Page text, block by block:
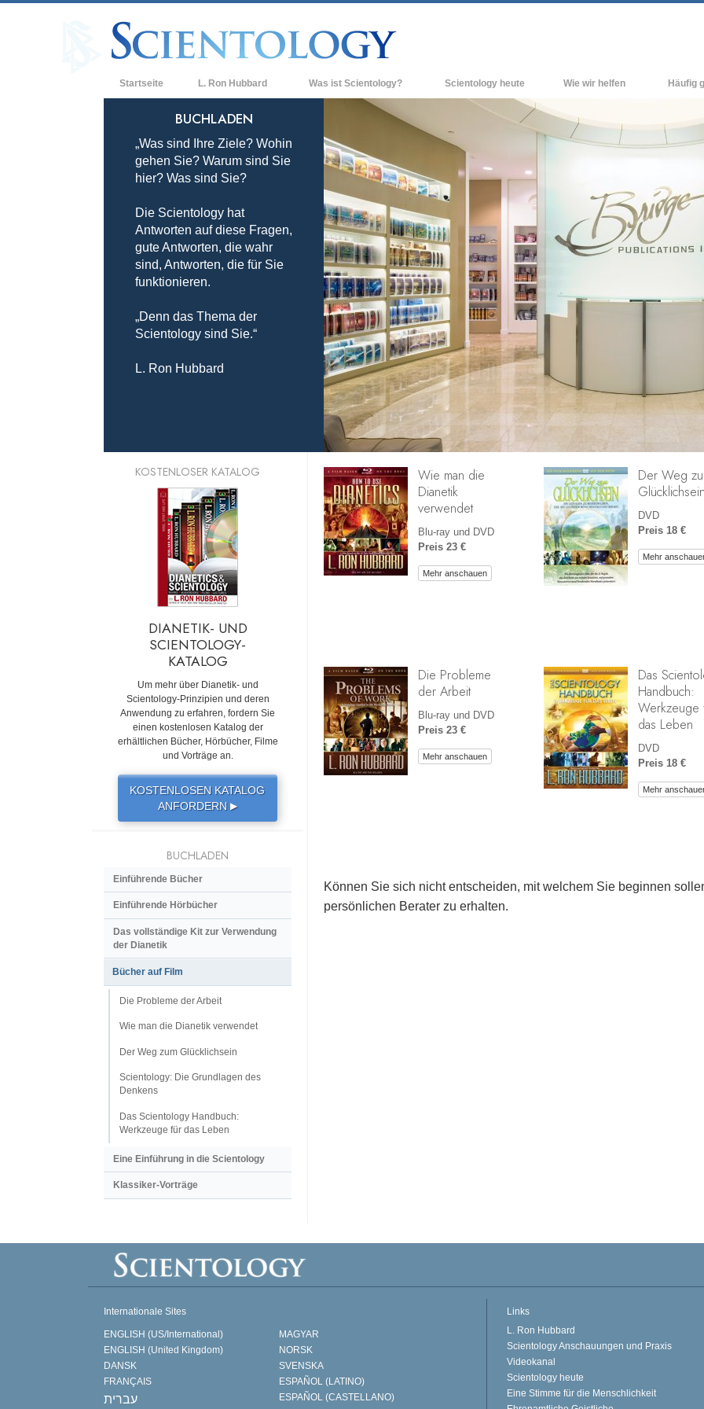
Startseite L. Ron Hubbard Was ist Scientology?
Anschauungen und Praxis
Scientology Bekenntnisse und Kodizes
Was Scientologen über Scientology
Lernen Sie einen Scientologen kennen
Innerhalb einer Scientology Kirche
Die Grundprinzipien der Scientology
Eine Einführung in die Dianetik
Liebe und Hass – Was ist Größe?
Scientology heute
Neue Scientology Kirchen
Fortgeschrittene Organisationen
Flag Land Base
Freewinds
Scientology für die Welt
David Miscavige - Das kirchliche
Oberhaupt der Scientology
Wie wir helfen Häufig
Innerhalb
Die
BUCHLADEN
„Was sind Ihre Ziele? Wohin
gehen Sie? Warum sind Sie
hier? Was sind Sie?
Die Scientology hat
Antworten auf diese Fragen,
gute Antworten, die wahr
sind, Antworten, die für Sie
funktionieren.
„Denn das Thema der
Scientology sind Sie.“
L. Ron Hubbard
Wie man die
Dianetik
verwendet
Blu-ray und DVD
Preis 23 €
Mehr anschauen
Der Weg
Glücklichsein
DVD
Preis 18 €
Mehr
Die Probleme
der Arbeit
Blu-ray und DVD
Preis 23 €
Mehr anschauen
Das
Handbuch:
Werkzeuge
das Leben
DVD
Preis 18 €
Mehr
Können Sie sich nicht entscheiden, mit welchem Sie beginnen
persönlichen Berater zu erhalten.
KOSTENLOSER KATALOG
DIANETIK- UND
SCIENTOLOGY-
KATALOG
Um mehr über Dianetik- und
Scientology-Prinzipien und deren
Anwendung zu erfahren, fordern Sie
einen kostenlosen Katalog der
erhältlichen Bücher, Hörbücher, Filme
und Vorträge an.
KOSTENLOSEN KATALOG
ANFORDERN ▶
BUCHLADEN
Einführende Bücher
Einführende Hörbücher
Das vollständige Kit zur Verwendung
der Dianetik
Bücher auf Film
Die Probleme der Arbeit
Wie man die Dianetik verwendet
Der Weg zum Glücklichsein
Scientology: Die Grundlagen des
Denkens
Das Scientology Handbuch:
Werkzeuge für das Leben
Eine Einführung in die Scientology
Klassiker-Vorträge
Internationale Sites
ENGLISH (US/International)
ENGLISH (United Kingdom)
DANSK
FRANÇAIS
עברית
MAGYAR
NORSK
SVENSKA
ESPAÑOL (LATINO)
ESPAÑOL (CASTELLANO)
Links
L. Ron Hubbard
Scientology Anschauungen und Praxis
Videokanal
Scientology heute
Eine Stimme für die Menschlichkeit